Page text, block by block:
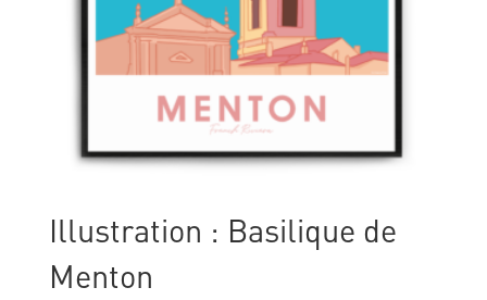
Illustration : Basilique de
Menton